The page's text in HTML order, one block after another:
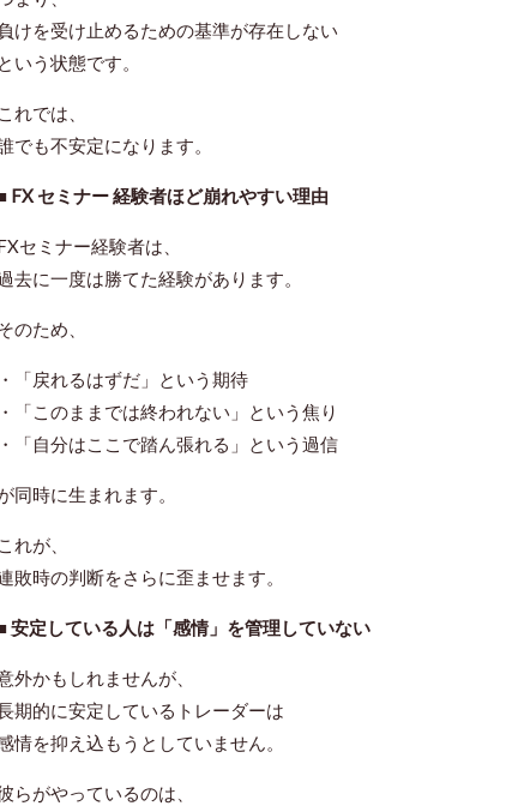
けを受け止めるための基準が存在しない
という状態です。
これでは、
でも不安定になります。
FX セミナー 経験者ほど崩れやすい理由
セミナー経験者は、
去に一度は勝てた経験があります。
のため、
・「戻れるはずだ」という期待
・「このままでは終われない」という焦り
・「自分はここで踏ん張れる」という過信
同時に生まれます。
これが、
敗時の判断をさらに歪ませます。
安定している人は「感情」を管理していない
外かもしれませんが、
期的に安定しているトレーダーは
情を抑え込もうとしていません。
らがやっているのは、